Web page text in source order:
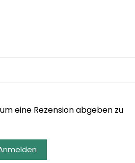
eine Rezension abgeben zu